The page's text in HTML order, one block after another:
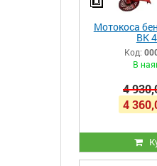
Мотокоса
BK
Код:
В
4
4